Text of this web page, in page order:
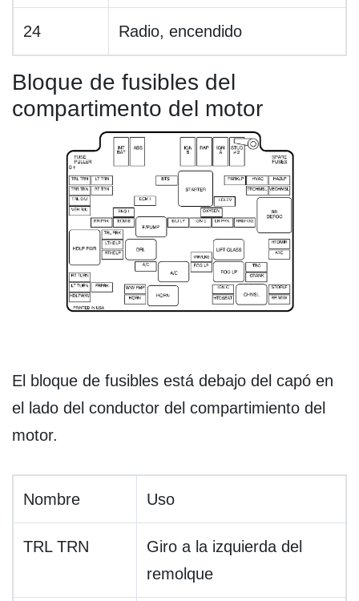
24 Radio, encendido
Bloque de fusibles del
compartimento del motor
El bloque de fusibles está debajo del capó en
el lado del conductor del compartimiento del
motor.
Nombre Uso
TRL TRN
Giro a la izquierda del
remolque